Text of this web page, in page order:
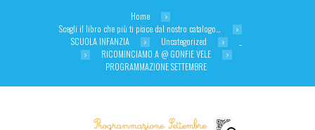
Home
Scegli il libro che più ti piace dal nostro catalogo…
SCUOLA INFANZIA
Uncategorized
RICOMINCIAMO A @ GONFIE VELE
PROGRAMMAZIONE SETTEMBRE